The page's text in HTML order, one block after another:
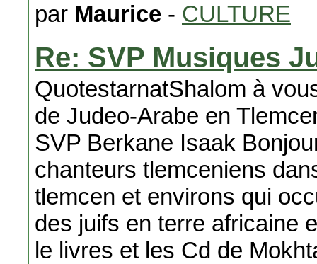
par Maurice - CULTURE
Re: SVP Musiques
QuotestarnatShalom à
de Judeo-Arabe en
SVP Berkane Isaak
chanteurs tlemceniens
tlemcen et environs qui
des juifs en terre africaine
le livres et les Cd de